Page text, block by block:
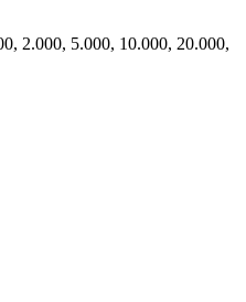
2.000, 5.000, 10.000, 20.000,